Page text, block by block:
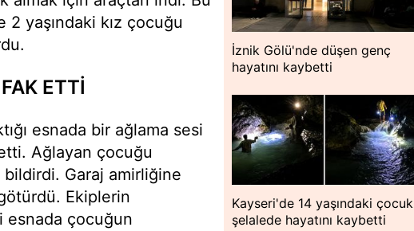
2 yaşındaki kız çocuğu
ETTİ
esnada bir ağlama sesi
Ağlayan çocuğu
Garaj amirliğine
Ekiplerin
esnada çocuğun
İznik Gölü'nde düşen genç
hayatını kaybetti
Kayseri'de 14 yaşındaki çocuk
şelalede hayatını kaybetti